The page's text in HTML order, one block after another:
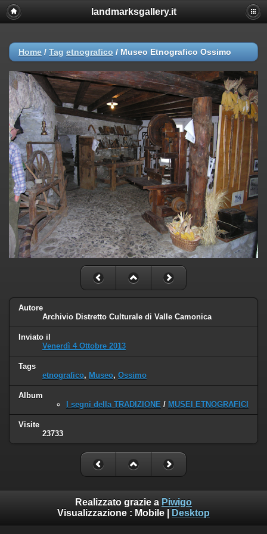
landmarksgallery.it
Home / Tag etnografico / Museo Etnografico Ossimo
Autore
Archivio Distretto Culturale di Valle Camonica
Inviato il
Venerdì 4 Ottobre 2013
Tags
etnografico, Museo, Ossimo
Album
I segni della TRADIZIONE / MUSEI ETNOGRAFICI
Visite
23733
Realizzato grazie a Piwigo
Visualizzazione : Mobile Desktop